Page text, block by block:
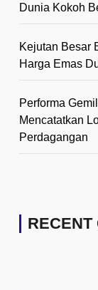
Dunia Kokoh
Kejutan Besar
Harga Emas
Performa
Mencatatkan
Perdagangan
RECENT